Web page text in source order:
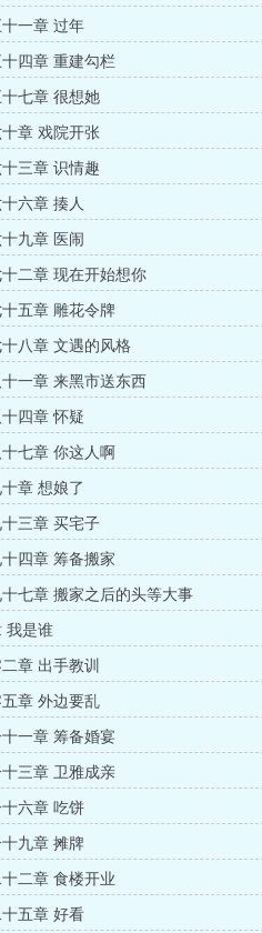
一章 过年
四章 重建勾栏
七章 很想她
章 戏院开张
三章 识情趣
六章 揍人
九章 医闹
二章 现在开始想你
五章 雕花令牌
八章 文遇的风格
一章 来黑市送东西
四章 怀疑
七章 你这人啊
章 想娘了
三章 买宅子
四章 筹备搬家
七章 搬家之后的头等大事
我是谁
章 出手教训
章 外边要乱
一章 筹备婚宴
三章 卫雅成亲
六章 吃饼
九章 摊牌
二章 食楼开业
五章 好看